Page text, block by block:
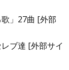
」27曲 [外部
ブ達 [外部サイ